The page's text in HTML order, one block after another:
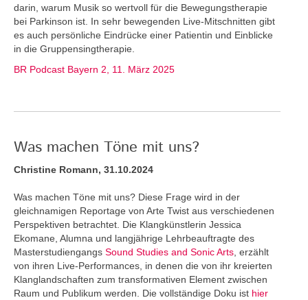
darin, warum Musik so wertvoll für die Bewegungstherapie
bei Parkinson ist. In sehr bewegenden Live-Mitschnitten gibt
es auch persönliche Eindrücke einer Patientin und Einblicke
in die Gruppensingtherapie.
BR Podcast Bayern 2, 11. März 2025
Was machen Töne mit uns?
Christine Romann, 31.10.2024
Was machen Töne mit uns? Diese Frage wird in der
gleichnamigen Reportage von Arte Twist aus verschiedenen
Perspektiven betrachtet. Die Klangkünstlerin Jessica
Ekomane, Alumna und langjährige Lehrbeauftragte des
Masterstudiengangs Sound Studies and Sonic Arts , erzählt
von ihren Live-Performances, in denen die von ihr kreierten
Klanglandschaften zum transformativen Element zwischen
Raum und Publikum werden. Die vollständige Doku ist hier